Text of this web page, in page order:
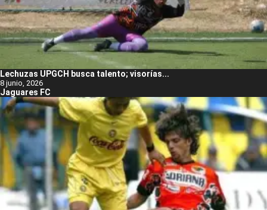
Lechuzas UPGCH busca talento; visorías...
8 junio, 2026
Jaguares FC